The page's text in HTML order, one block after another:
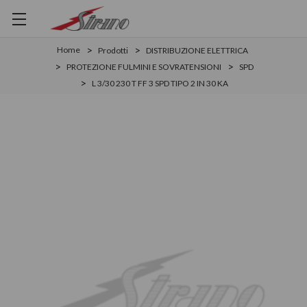
Home Prodotti
DISTRIBUZIONE ELETTRICA
PROTEZIONE FULMINI E SOVRATENSIONI
SPD
L 3/30 230 T FF 3 SPD TIPO 2 IN 30 KA